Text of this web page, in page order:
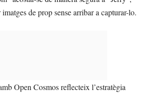
de prop sense arribar a capturar-lo.
Open Cosmos reflecteix l’estratègia